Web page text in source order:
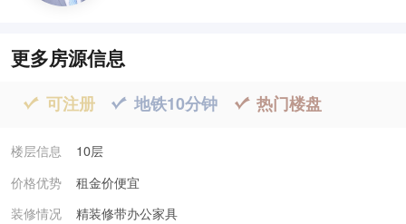
更多房源信息
 可注册  地铁10分钟  热门楼盘
楼层信息
10层
价格优势
租金价便宜
装修情况
精装修带办公家具